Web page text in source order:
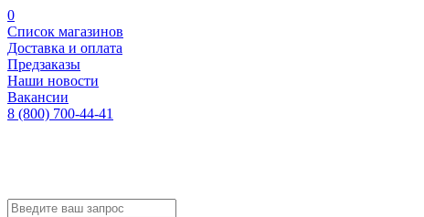
0
Список магазинов
Доставка и оплата
Предзаказы
Наши новости
Вакансии
8 (800) 700-44-41